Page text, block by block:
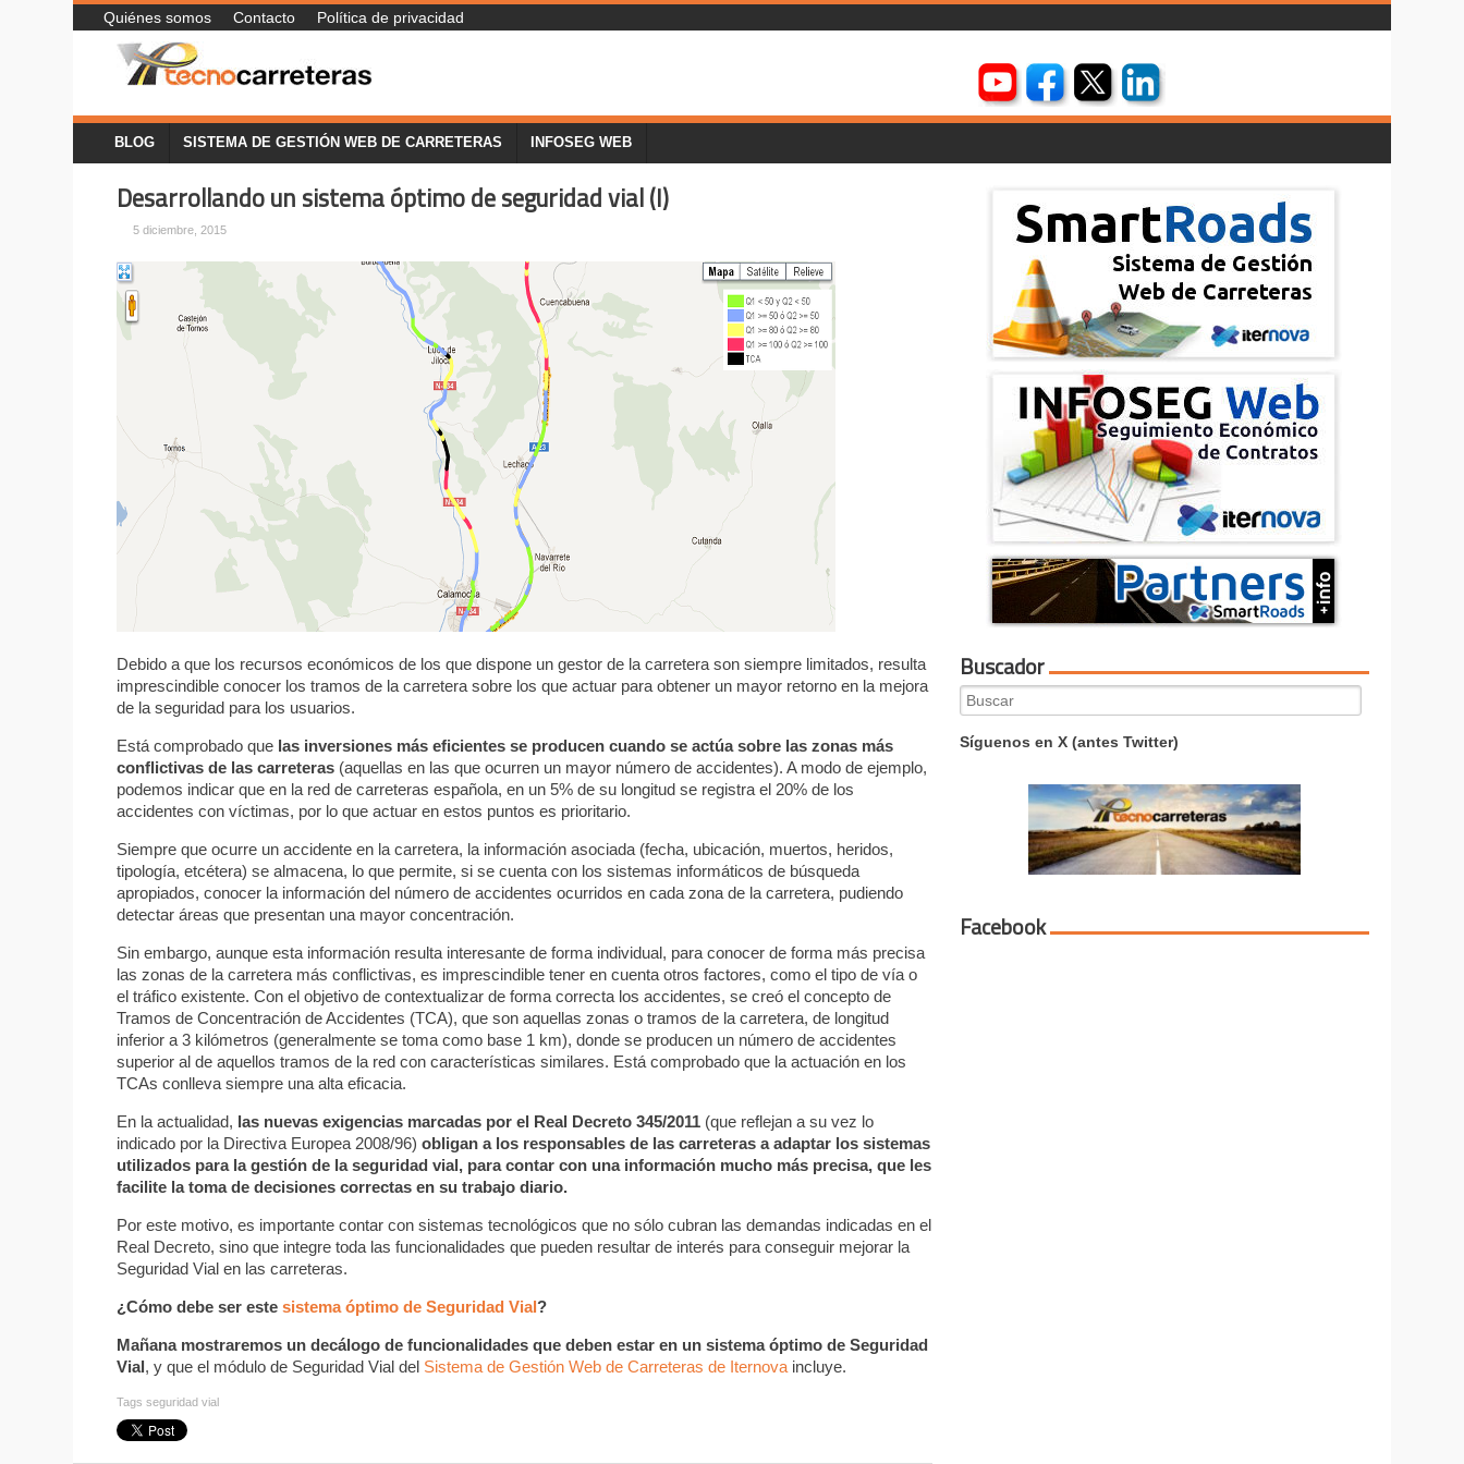
Quiénes somos Contacto Política de privacidad
BLOG SISTEMA DE GESTIÓN WEB DE CARRETERAS INFOSEG WEB
Desarrollando un sistema óptimo de seguridad vial (I)
5 diciembre, 2015
Debido a que los recursos económicos de los que dispone un gestor de la carretera son siempre limitados, resulta
imprescindible conocer los tramos de la carretera sobre los que actuar para obtener un mayor retorno en la mejora
de la seguridad para los usuarios.
Está comprobado que las inversiones más eficientes se producen cuando se actúa sobre las zonas más
conflictivas de las carreteras (aquellas en las que ocurren un mayor número de accidentes). A modo de ejemplo,
podemos indicar que en la red de carreteras española, en un 5% de su longitud se registra el 20% de los
accidentes con víctimas, por lo que actuar en estos puntos es prioritario.
Siempre que ocurre un accidente en la carretera, la información asociada (fecha, ubicación, muertos, heridos,
tipología, etcétera) se almacena, lo que permite, si se cuenta con los sistemas informáticos de búsqueda
apropiados, conocer la información del número de accidentes ocurridos en cada zona de la carretera, pudiendo
detectar áreas que presentan una mayor concentración.
Sin embargo, aunque esta información resulta interesante de forma individual, para conocer de forma más precisa
las zonas de la carretera más conflictivas, es imprescindible tener en cuenta otros factores, como el tipo de vía o
el tráfico existente. Con el objetivo de contextualizar de forma correcta los accidentes, se creó el concepto de
Tramos de Concentración de Accidentes (TCA), que son aquellas zonas o tramos de la carretera, de longitud
inferior a 3 kilómetros (generalmente se toma como base 1 km), donde se producen un número de accidentes
superior al de aquellos tramos de la red con características similares. Está comprobado que la actuación en los
TCAs conlleva siempre una alta eficacia.
En la actualidad, las nuevas exigencias marcadas por el Real Decreto 345/2011 (que reflejan a su vez lo
indicado por la Directiva Europea 2008/96)obligan a los responsables de las carreteras a adaptar los sistemas
utilizados para la gestión de la seguridad vial, para contar con una información mucho más precisa, que les
facilite la toma de decisiones correctas en su trabajo diario.
Por este motivo, es importante contar con sistemas tecnológicos que no sólo cubran las demandas indicadas en el
Real Decreto, sino que integre toda las funcionalidades que pueden resultar de interés para conseguir mejorar la
Seguridad Vial en las carreteras.
¿Cómo debe ser estesistema óptimo de Seguridad Vial?
Mañana mostraremos un decálogo de funcionalidades que deben estar en un sistema óptimo de Seguridad
Vial, y que el módulo de Seguridad Vial del Sistema de Gestión Web de Carreteras de Iternova incluye.
Tagsseguridad vial
Buscador
Search
for:
Síguenos en X (antes Twitter)
Facebook